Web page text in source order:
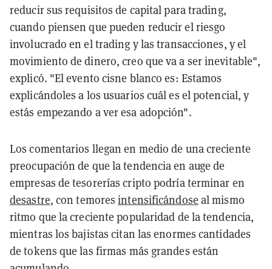
reducir sus requisitos de capital para trading,
cuando piensen que pueden reducir el riesgo
involucrado en el trading y las transacciones, y el
movimiento de dinero, creo que va a ser inevitable",
explicó. "El evento cisne blanco es: Estamos
explicándoles a los usuarios cuál es el potencial, y
estás empezando a ver esa adopción".
Los comentarios llegan en medio de una creciente
preocupación de que la tendencia en auge de
empresas de tesorerías cripto podría terminar en
desastre, con temoresintensificándose al mismo
ritmo que la creciente popularidad de la tendencia,
mientras los bajistas citan las enormes cantidades
de tokens que las firmas más grandes están